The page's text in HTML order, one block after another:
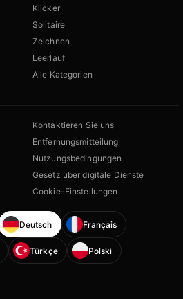
Klicker
Solitaire
Zeichnen
Leerlauf
Alle Kategorien
Kontaktieren Sie uns
Entfernungsmitteilung
Nutzungsbedingungen
Gesetz über digitale Dienste
Cookie-Einstellungen
Deutsch Français
Türkçe Polski